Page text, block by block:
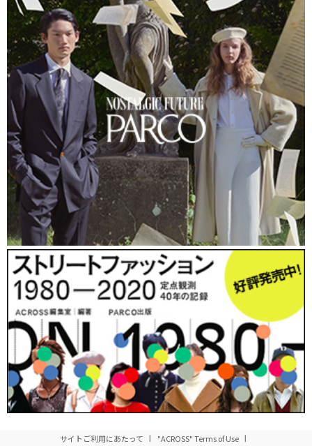
左：MEKさん（29）/会社員（電気メーカー人事部）
以前、人事系の研究会に参加したことがあって、そこで知り合
った方の紹介で今日のイベントに参加しました。「サードプレイ
ス」という言葉は今日初めて聞きましたが、最近、個人的にワー
クショップが気になっていて、このイベントにも興味が会ったの
で参加してみました。
今日のプレゼンテーションは、会社の中にいると気づかないこ
とや、ふだん自分が考えていることとかけ離れていること多かっ
たので、勉強になりました。
特に印象に残ったのは、公立はこだて未来大学の美馬のゆり先生
のプレゼンテーション。科学や技術を体験する出店やイベントが
すごくおもしろそうでした。
サイトご利用にあたって "ACROSS" Terms of Use